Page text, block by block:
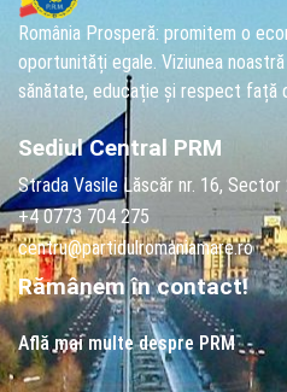
România Prosperă: promitem o
oportunități egale. Viziunea
sănătate, educație și respect față
Sediul Central PRM
Strada Vasile Lăscăr nr. 16,
+4 0773 704 275
centru@partidulromaniamare.ro
Rămânem în contact!
Află mai multe despre PRM